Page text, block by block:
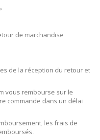
de marchandise
de la réception du retour et
vous rembourse sur le
commande dans un délai
les frais de